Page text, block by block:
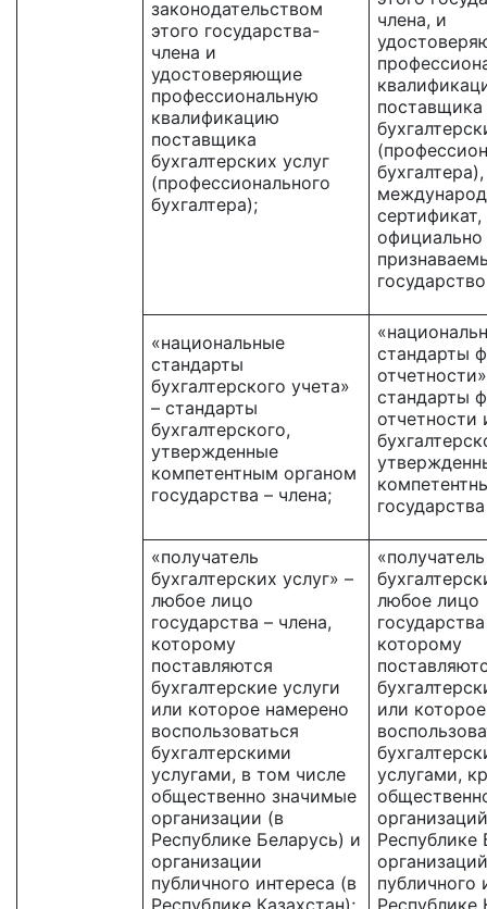
законодательством
этого государства-
члена и
удостоверяющие
профессиональную
квалификацию
поставщика
бухгалтерских услуг
(профессионального
бухгалтера);
члена, и
поставщика
сертификат,
официально
«национальные
стандарты
бухгалтерского учета»
– стандарты
бухгалтерского,
утвержденные
компетентным органом
государства – члена;
стандарты
стандарты
отчетности
«получатель
бухгалтерских услуг» –
любое лицо
государства – члена,
которому
поставляются
бухгалтерские услуги
или которое намерено
воспользоваться
бухгалтерскими
услугами, в том числе
общественно значимые
организации (в
Республике Беларусь) и
организации
публичного интереса (в
Республике Казахстан);
«получатель
любое лицо
которому
или
услугами,
Республике
организаций
публичного
Республике